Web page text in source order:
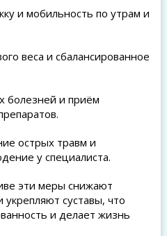
и мобильность по утрам и
веса и сбалансированное
болезней и приём
острых травм и
у специалиста.
эти меры снижают
укрепляют суставы, что
и делает жизнь